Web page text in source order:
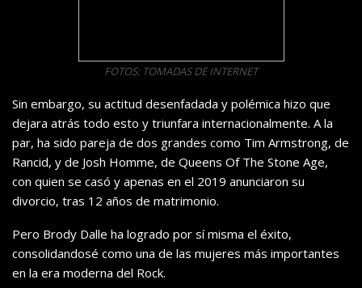
FOTOS: TOMADAS DE INTERNET
Sin embargo, su actitud desenfadada y polémica hizo que
dejara atrás todo esto y triunfara internacionalmente. A la
par, ha sido pareja de dos grandes como Tim Armstrong, de
Rancid, y de Josh Homme, de Queens Of The Stone Age,
con quien se casó y apenas en el 2019 anunciaron su
divorcio, tras 12 años de matrimonio.
Pero Brody Dalle ha logrado por sí misma el éxito,
consolidandosé como una de las mujeres más importantes
en la era moderna del Rock.